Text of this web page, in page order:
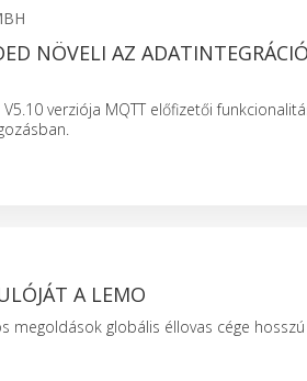
NÖVELI AZ ADATINTEGRÁCIÓ
verziója MQTT előfizetői
A LEMO
megoldások globális éllovas cége